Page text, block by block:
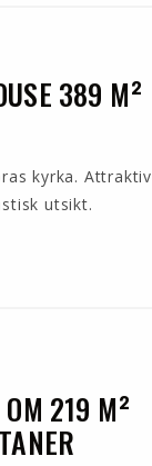
389 M²
kyrka. Attraktiv
utsikt.
219 M²